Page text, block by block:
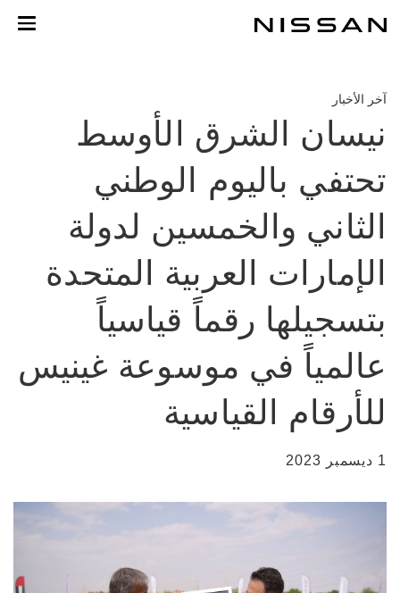
للمحتوى
آخر الأخبار
نيسان الشرق الأوسط
تحتفي باليوم الوطني
الثاني والخمسين لدولة
الإمارات العربية المتحدة
بتسجيلها رقماً قياسياً
عالمياً في موسوعة غينيس
للأرقام القياسية
1 ديسمبر 2023